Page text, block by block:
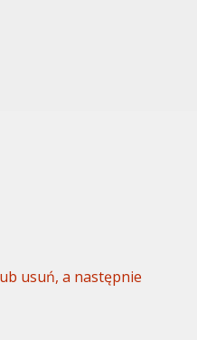
usuń, a następnie